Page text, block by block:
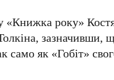
«Книжка року»
зазначивши,
само як «Гобіт»